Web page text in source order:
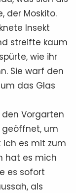
der Moskito.
Insekt
streifte kaum
wie ihr
Sie warf den
das Glas
den Vorgarten
um
ich es mit zum
hat es mich
es sofort
als